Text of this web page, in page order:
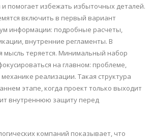
помогает избежать избыточных деталей.
включить в первый вариант
информации: подробные расчеты,
внутренние регламенты. В
мысль теряется. Минимальный набор
на главном: проблеме,
реализации. Такая структура
этапе, когда проект только выходит
внутреннюю защиту перед
компаний показывает, что